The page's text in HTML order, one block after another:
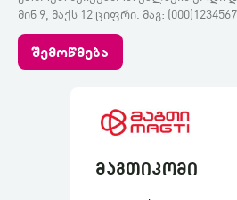
მინ 9, მაქს 12 ციფრი. მაგ:
შემოწმება
მაგთიკომი